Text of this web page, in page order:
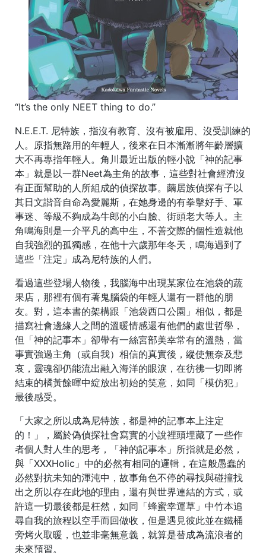
“It’s the only NEET thing to do.”
N.E.E.T. 尼特族，指沒有教育、沒有被雇用、沒受訓練的
人。原指無路用的年輕人，後來在日本漸漸將年齡層擴
大不再專指年輕人。角川最近出版的輕小說「神的記事
本」就是以一群Neet為主角的故事，這些對社會經濟沒
有正面幫助的人所組成的偵探故事。繭居族偵探有子以
其日文諧音自命為愛麗斯，在她身邊的有拳擊好手、軍
事迷、等級不夠成為牛郎的小白臉、街頭老大等人。主
角鳴海則是一介平凡的高中生，不善交際的個性造就他
自我強烈的孤獨感，在他十六歲那年冬天，鳴海遇到了
這些「注定」成為尼特族的人們。
看過這些登場人物後，我腦海中出現某家位在池袋的蔬
果店，那裡有個有著鬼腦袋的年輕人還有一群他的朋
友。對，這本書的架構跟「池袋西口公園」相似，都是
描寫社會邊緣人之間的溫暖情感還有他們的處世哲學，
但「神的記事本」卻帶有一絲宮部美幸常有的溫熱，當
事實強過主角（或自我）相信的真實後，縱使無奈及悲
哀，靈魂卻仍能流出融入海洋的眼淚，在彷彿一切即將
結束的橘黃餘暉中綻放出初始的笑意，如同「模仿犯」
最後感受。
「大家之所以成為尼特族，都是神的記事本上注定
的！」，屬於偽偵探社會寫實的小說裡頭埋藏了一些作
者個人對人生的思考，「神的記事本」所指就是必然，
與「XXXHolic」中的必然有相同的邏輯，在這般愚蠢的
必然對抗未知的渾沌中，故事角色不停的尋找與碰撞找
出之所以存在此地的理由，還有與世界連結的方式，或
許這一切最後都是枉然，如同「蜂蜜幸運草」中竹本追
尋自我的旅程以空手而回做收，但是遇見彼此並在鐵桶
旁烤火取暖，也並非毫無意義，就算是替成為流浪者的
未來預習。